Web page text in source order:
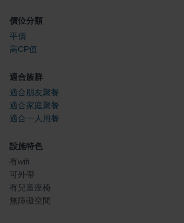
價位分類
平價
高CP值
適合族群
適合朋友聚餐
適合家庭聚餐
適合一人用餐
設施特色
有wifi
可外帶
有兒童座椅
無障礙空間